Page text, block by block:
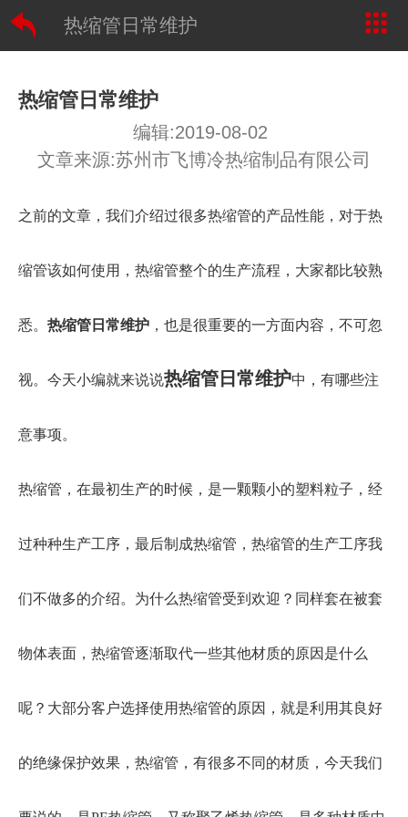
热缩管日常维护
热缩管日常维护
编辑:2019-08-02
文章来源:苏州市飞博冷热缩制品有限公司
之前的文章，我们介绍过很多热缩管的产品性能，对于热
缩管该如何使用，热缩管整个的生产流程，大家都比较熟
悉。 热缩管日常维护，也是很重要的一方面内容，不可忽
视。今天小编就来说说热缩管日常维护中，有哪些注
意事项。
热缩管，在最初生产的时候，是一颗颗小的塑料粒子，经
过种种生产工序，最后制成热缩管，热缩管的生产工序我
们不做多的介绍。为什么热缩管受到欢迎？同样套在被套
物体表面，热缩管逐渐取代一些其他材质的原因是什么
呢？大部分客户选择使用热缩管的原因，就是利用其良好
的绝缘保护效果，热缩管，有很多不同的材质，今天我们